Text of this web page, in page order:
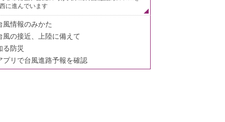
に進んでいます
風情報のみかた
風の接近、上陸に備えて
る防災
プリで台風進路予報を確認